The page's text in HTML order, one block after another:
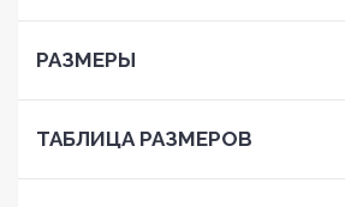
РАЗМЕРЫ
ТАБЛИЦА РАЗМЕРОВ